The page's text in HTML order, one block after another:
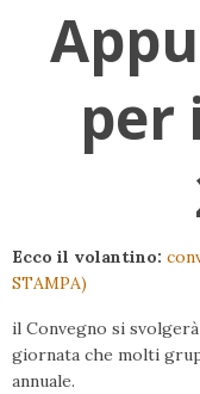
per
Ecco il volantino:
STAMPA)
il Convegno si
giornata che molti
annuale.